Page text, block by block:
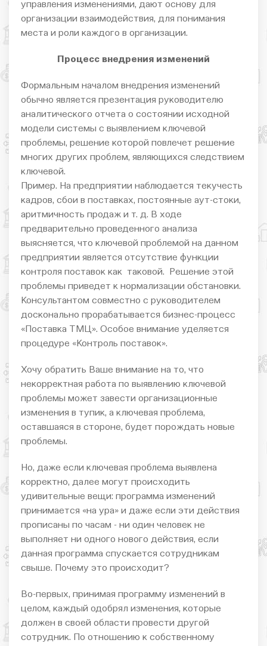
управления изменениями, дают основу для
организации взаимодействия, для понимания
места и роли каждого в организации.
Процесс внедрения изменений
Формальным началом внедрения изменений
обычно является презентация руководителю
аналитического отчета о состоянии исходной
модели системы с выявлением ключевой
проблемы, решение которой повлечет решение
многих других проблем, являющихся следствием
ключевой.
Пример. На предприятии наблюдается текучесть
кадров, сбои в поставках, постоянные аут-стоки,
аритмичность продаж и т. д. В ходе
предварительно проведенного анализа
выясняется, что ключевой проблемой на данном
предприятии является отсутствие функции
контроля поставок как таковой. Решение этой
проблемы приведет к нормализации обстановки.
Консультантом совместно с руководителем
досконально прорабатывается бизнес-процесс
«Поставка ТМЦ». Особое внимание уделяется
процедуре «Контроль поставок».
Хочу обратить Ваше внимание на то, что
некорректная работа по выявлению ключевой
проблемы может завести организационные
изменения в тупик, а ключевая проблема,
оставшаяся в стороне, будет порождать новые
проблемы.
Но, даже если ключевая проблема выявлена
корректно, далее могут происходить
удивительные вещи: программа изменений
принимается «на ура» и даже если эти действия
прописаны по часам - ни один человек не
выполняет ни одного нового действия, если
данная программа спускается сотрудникам
свыше. Почему это происходит?
Во-первых, принимая программу изменений в
целом, каждый одобрял изменения, которые
должен в своей области провести другой
сотрудник. По отношению к собственному